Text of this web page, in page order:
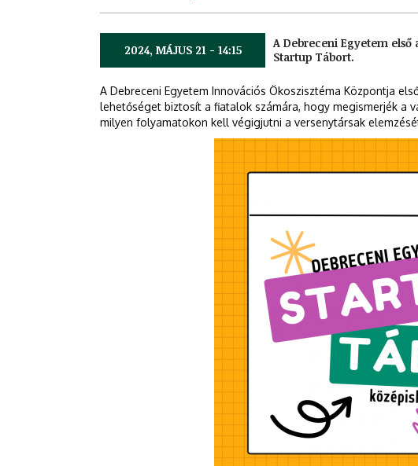
2024, MÁJUS 21 - 14:15
A Debreceni Egyetem
Startup Tábort.
A Debreceni Egyetem Innovációs Ökoszisztéma Központja
lehetőséget biztosít a fiatalok számára, hogy megismerjék a
milyen folyamatokon kell végigjutni a versenytársak